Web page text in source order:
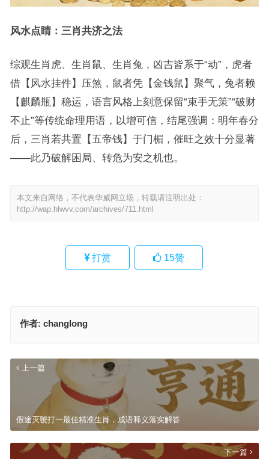
风水点睛：三肖共济之法
综观生肖虎、生肖鼠、生肖兔，凶吉皆系于“动”，虎者
借【风水挂件】压煞，鼠者凭【金钱鼠】聚气，兔者赖
【麒麟瓶】稳运，语言风格上刻意保留“束手无策”“破财
不止”等传统命理用语，以增可信，结尾强调：明年春分
后，三肖若共置【五帝钱】于门楣，催旺之效十分显著
——此乃破解困局、转危为安之机也。
本文来自网络，不代表华威网立场，转载请注明出处：
http://wap.hlwvv.com/archives/711.html
打赏 15赞
作者: changlong
上一篇
假途灭虢打一最佳精准生肖，成语释义落实解答
下一篇